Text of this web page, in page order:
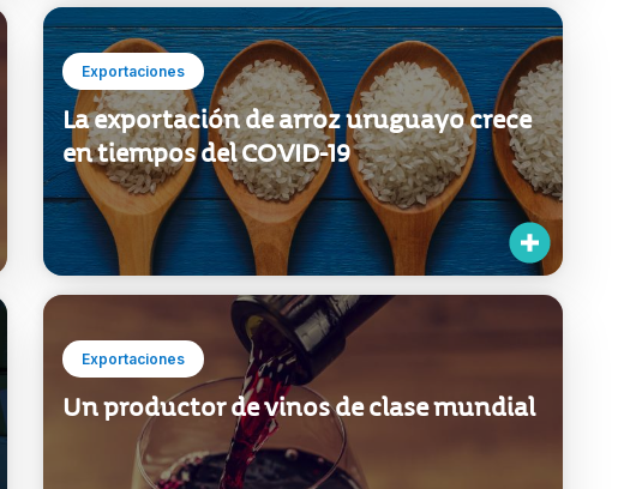
Exportaciones
La exportación de arroz uruguayo crece
en tiempos del COVID-19
Exportaciones
Un productor de vinos de clase mundial